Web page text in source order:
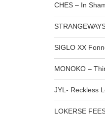
CHES – In
SIGLO XX
MONOKO –
JYL- Reckless
LOKERSE